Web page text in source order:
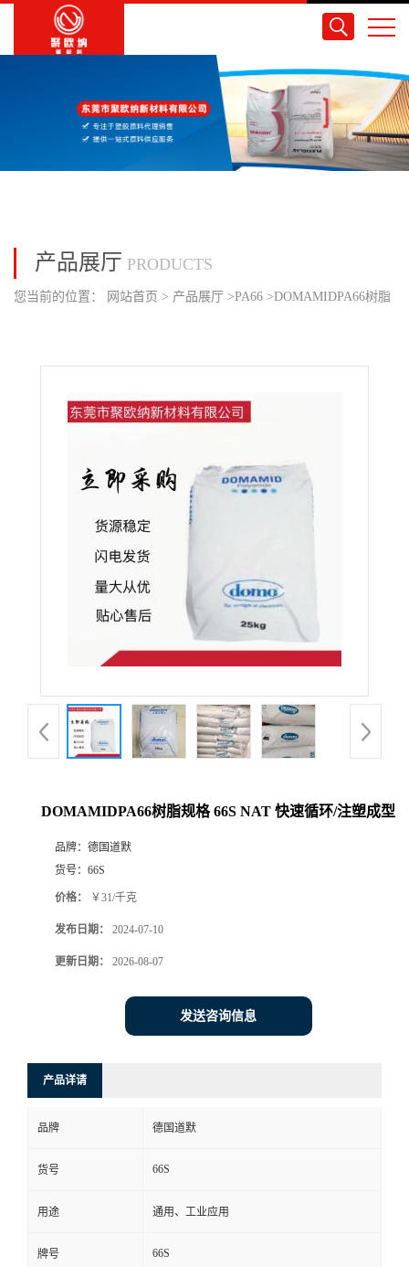
产品展厅 PRODUCTS
您当前的位置： 网站首页 > 产品展厅 >PA66 >DOMAMIDPA66树脂
DOMAMIDPA66树脂规格 66S NAT 快速循环/注塑成型
品牌： 德国道默
货号： 66S
价格： ￥31/千克
发布日期： 2024-07-10
更新日期： 2026-08-07
发送咨询信息
产品详请
品牌 德国道默
货号 66S
用途 通用、工业应用
牌号 66S